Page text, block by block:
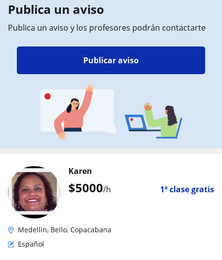
Publica un aviso
Publica un aviso y los profesores podrán contactarte
Publicar aviso
$5000/h 1ª clase gratis
Karen
Medellín, Bello, Copacabana
Español